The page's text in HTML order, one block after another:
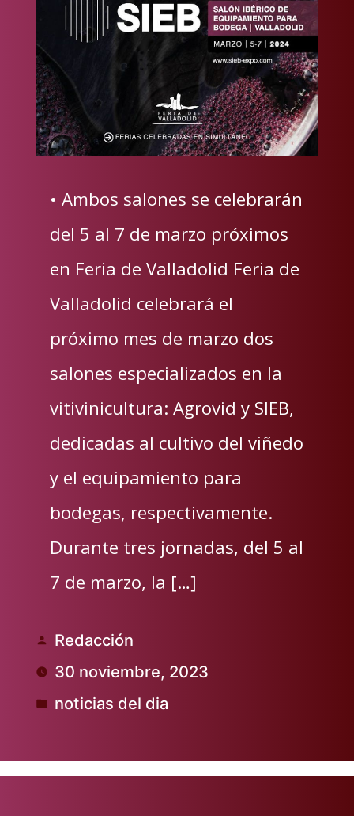
• Ambos salones se celebrarán
del 5 al 7 de marzo próximos
en Feria de Valladolid Feria de
Valladolid celebrará el
próximo mes de marzo dos
salones especializados en la
vitivinicultura: Agrovid y SIEB,
dedicadas al cultivo del viñedo
y el equipamiento para
bodegas, respectivamente.
Durante tres jornadas, del 5 al
7 de marzo, la […]
Publicado
por
Redacción
30 noviembre, 2023
Publicado
noticias del dia